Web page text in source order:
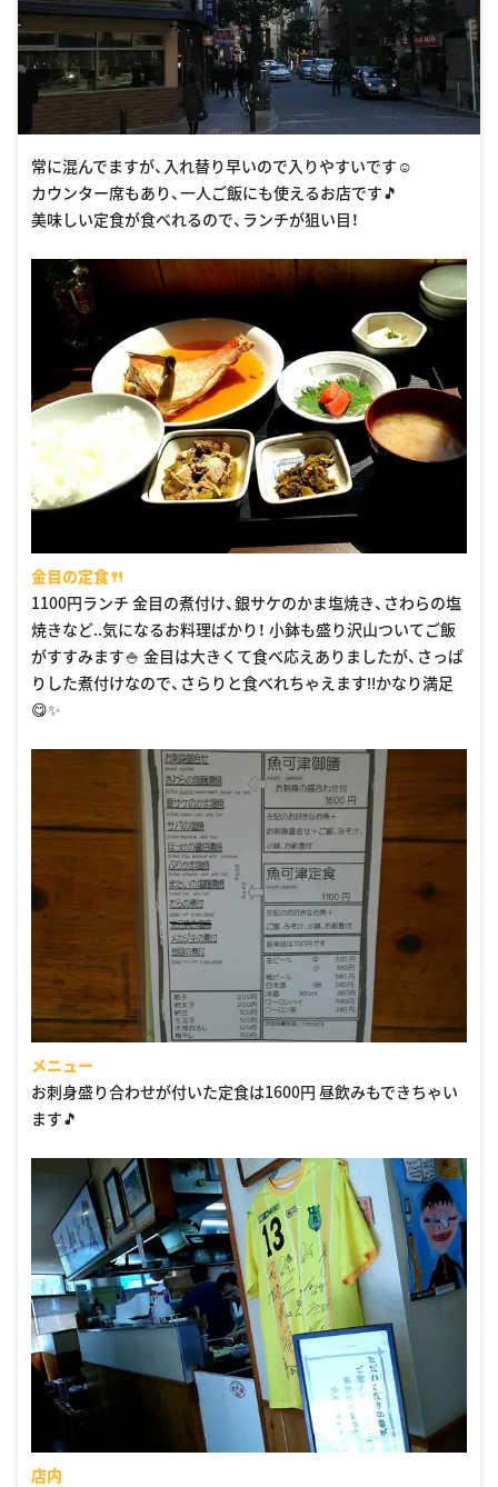
常に混んでますが、入れ替り早いので入りやすいです☺
カウンター席もあり、一人ご飯にも使えるお店です🎵
美味しい定食が食べれるので、ランチが狙い目！
金目の定食🍴
1100円ランチ 金目の煮付け、銀サケのかま塩焼き、さわらの塩
焼きなど..気になるお料理ばかり！ 小鉢も盛り沢山ついてご飯
がすすみます🍚 金目は大きくて食べ応えありましたが、さっぱ
りした煮付けなので、さらりと食べれちゃえます‼かなり満足
😋✨
メニュー
お刺身盛り合わせが付いた定食は1600円 昼飲みもできちゃい
ます🎵
店内